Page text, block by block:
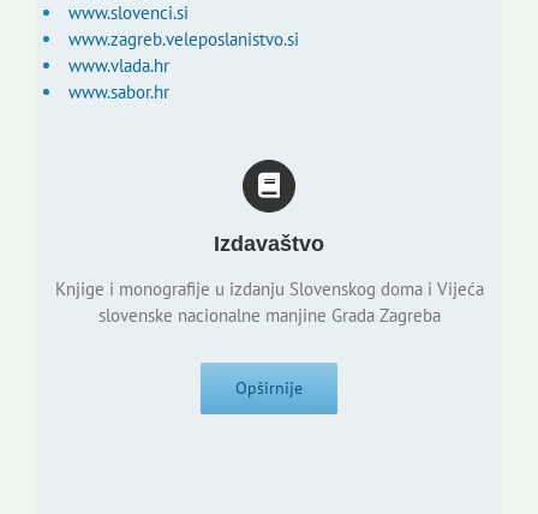
www.slovenci.si
www.zagreb.veleposlanistvo.si
www.vlada.hr
www.sabor.hr
Izdavaštvo
Knjige i monografije u izdanju Slovenskog doma i Vijeća
slovenske nacionalne manjine Grada Zagreba
Opširnije